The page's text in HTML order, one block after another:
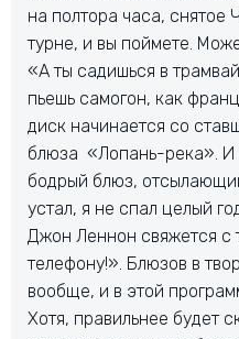
на полтора часа, снятое
турне, и вы поймете.
«А ты садишься в
пьешь самогон, как
диск начинается со
блюза «Лопань-река». И
бодрый блюз,
устал, я не спал целый
Джон Леннон свяжется с
телефону!». Блюзов в
вообще, и в этой
Хотя, правильнее будет